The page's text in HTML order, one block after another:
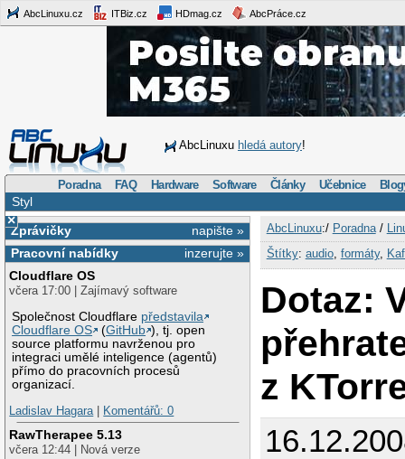
AbcLinuxu.cz ITBiz.cz HDmag.cz AbcPráce.cz
AbcLinuxu hledá autory!
Poradna FAQ Hardware Software Články Učebnice
Styl
×
napište »
Zprávičky
inzerujte »
Pracovní nabídky
Cloudflare OS
včera 17:00 | Zajímavý software
Společnost Cloudflare představila
Cloudflare OS
(GitHub ), tj. open
source platformu navrženou pro
integraci umělé inteligence (agentů)
přímo do pracovních procesů
organizací.
Ladislav Hagara| Komentářů: 0
RawTherapee 5.13
včera 12:44 | Nová verze
AbcLinuxu:/ Poradna/
Štítky: audio, formáty,
Dotaz:
z